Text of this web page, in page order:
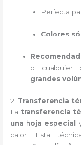
Perfecta
Colores
o cualquier
grandes
2. Transferencia
La transferencia
una hoja especial
calor. Esta